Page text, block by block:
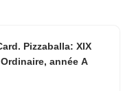
Pizzaballa: XIX
année A